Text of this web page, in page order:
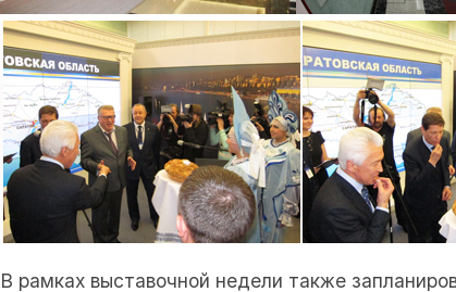
В рамках выставочной недели также